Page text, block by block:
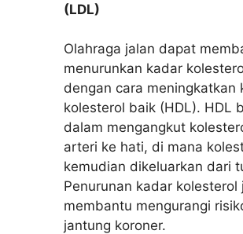
(LDL)
Olahraga jalan dapat
menurunkan kadar
dengan cara meningkatkan
kolesterol baik (HDL). HDL
dalam mengangkut
arteri ke hati, di mana
kemudian dikeluarkan dari
Penurunan kadar
membantu mengurangi
jantung koroner.